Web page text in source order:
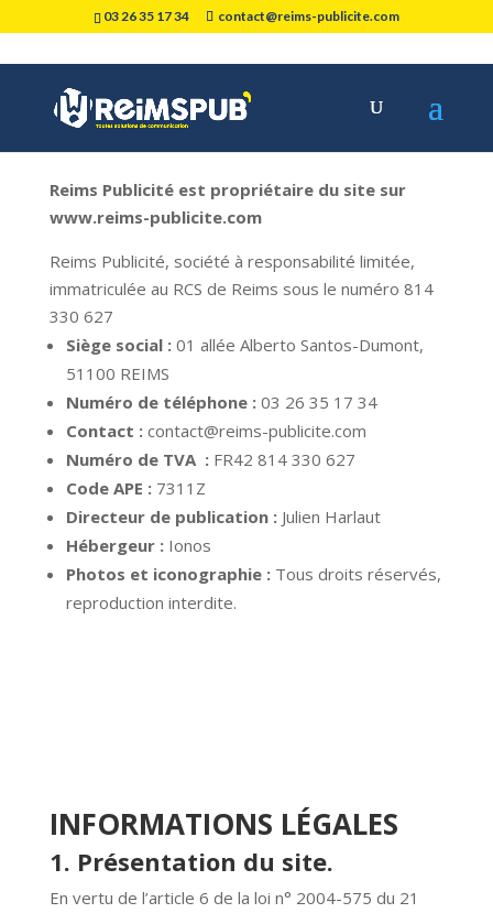
03 26 35 17 34 contact@reims-publicite.com
Reims Publicité est propriétaire du site sur
www.reims-publicite.com
Reims Publicité, société à responsabilité limitée,
immatriculée au RCS de Reims sous le numéro 814
330 627
Siège social :01 allée Alberto Santos-Dumont,
51100 REIMS
Numéro de téléphone :03 26 35 17 34
Contact :contact@reims-publicite.com
Numéro de TVA :FR42 814 330 627
Code APE :7311Z
Directeur de publication :Julien Harlaut
Hébergeur :Ionos
Photos et iconographie :Tous droits réservés,
reproduction interdite.
INFORMATIONS LÉGALES
1. Présentation du site.
En vertu de l’article 6 de la loi n° 2004-575 du 21